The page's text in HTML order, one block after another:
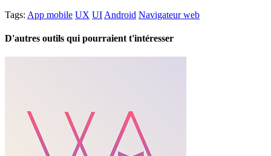
Tags: App mobile UX UI Android Navigateur web
D'autres outils qui pourraient t'intéresser